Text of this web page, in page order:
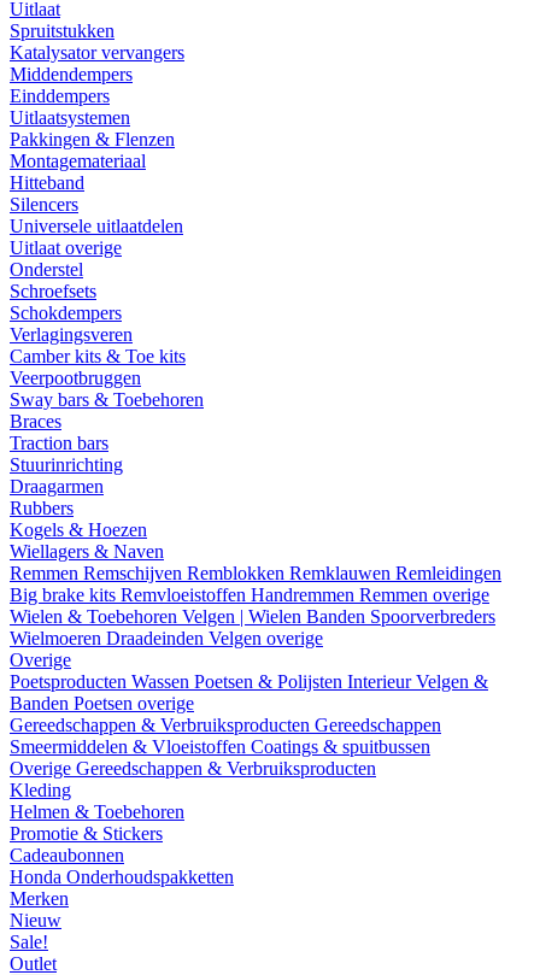
Uitlaat
Spruitstukken
Katalysator vervangers
Middendempers
Einddempers
Uitlaatsystemen
Pakkingen & Flenzen
Montagemateriaal
Hitteband
Silencers
Universele uitlaatdelen
Uitlaat overige
Onderstel
Schroefsets
Schokdempers
Verlagingsveren
Camber kits & Toe kits
Veerpootbruggen
Sway bars & Toebehoren
Braces
Traction bars
Stuurinrichting
Draagarmen
Rubbers
Kogels & Hoezen
Wiellagers & Naven
Remmen Remschijven Remblokken Remklauwen Remleidingen
Big brake kits Remvloeistoffen Handremmen Remmen overige
Wielen & Toebehoren Velgen | Wielen Banden Spoorverbreders
Wielmoeren Draadeinden Velgen overige
Overige
Poetsproducten Wassen Poetsen & Polijsten InterieurVelgen &
Banden Poetsen overige
Gereedschappen & Verbruiksproducten Gereedschappen
Smeermiddelen & Vloeistoffen Coatings & spuitbussen
Overige Gereedschappen & Verbruiksproducten
Kleding
Helmen & Toebehoren
Promotie & Stickers
Cadeaubonnen
Honda Onderhoudspakketten
Merken
Nieuw
Sale!
Outlet